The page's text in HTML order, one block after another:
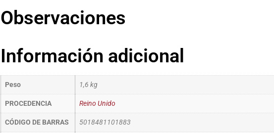
Observaciones
Información adicional
Peso 1,6 kg
PROCEDENCIA Reino Unido
CÓDIGO DE BARRAS 5018481101883